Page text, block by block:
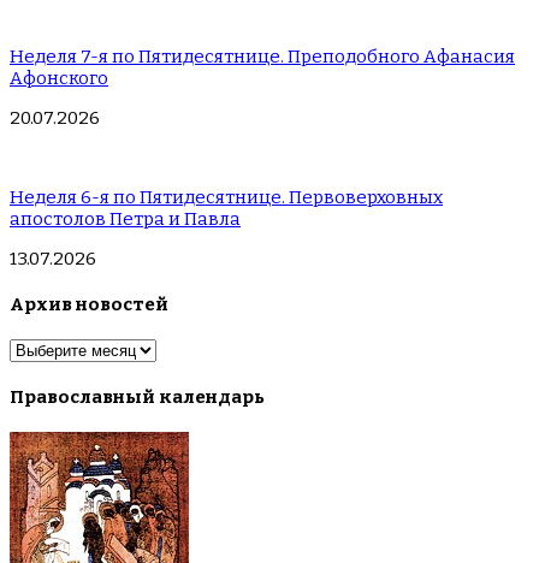
Неделя 7-я по Пятидесятнице. Преподобного Афанасия
Афонского
20.07.2026
Неделя 6-я по Пятидесятнице. Первоверховных
апостолов Петра и Павла
13.07.2026
Архив новостей
Архив
Православный календарь